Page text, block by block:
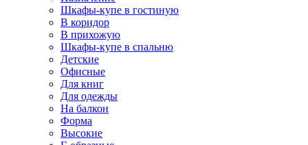
Шкафы-купе в гостиную
В коридор
В прихожую
Шкафы-купе в спальню
Детские
Офисные
Для книг
Для одежды
На балкон
Форма
Высокие